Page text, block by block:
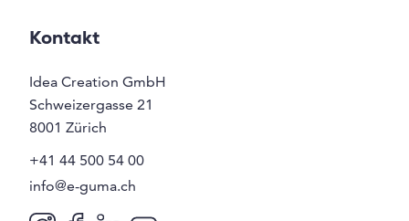
Kontakt
Idea Creation GmbH
Schweizergasse 21
8001 Zürich
+41 44 500 54 00
info@e-guma.ch